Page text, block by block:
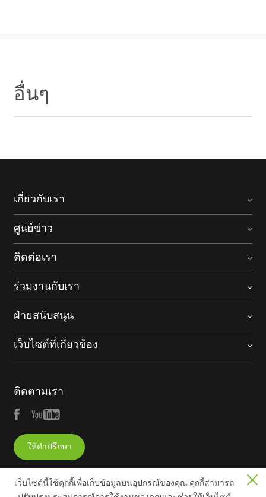
อื่นๆ
เกี่ยวกับเรา
ศูนย์ข่าว
ติดต่อเรา
ร่วมงานกับเรา
ฝ่ายสนับสนุน
เว็บไซต์ที่เกี่ยวข้อง
ติดตามเรา
ให้คำปรึกษา
เว็บไซต์นี้ใช้คุกกี้เพื่อเก็บข้อมูลบนอุปกรณ์ของคุณ คุกกี้สามารถ